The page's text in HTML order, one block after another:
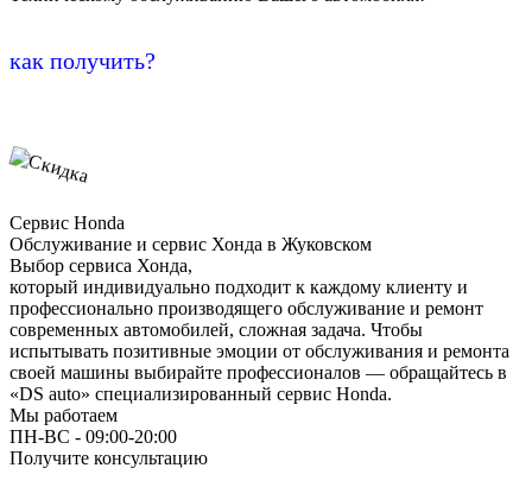
как получить?
Сервис Honda
Обслуживание и сервис Хонда в Жуковском
Выбор сервиса Хонда,
который индивидуально подходит к каждому клиенту и
профессионально производящего обслуживание и ремонт
современных автомобилей, сложная задача. Чтобы
испытывать позитивные эмоции от обслуживания и ремонта
своей машины выбирайте профессионалов — обращайтесь в
«DS auto» специализированный сервис Honda.
Мы работаем
ПН-ВC - 09:00-20:00
Получите консультацию